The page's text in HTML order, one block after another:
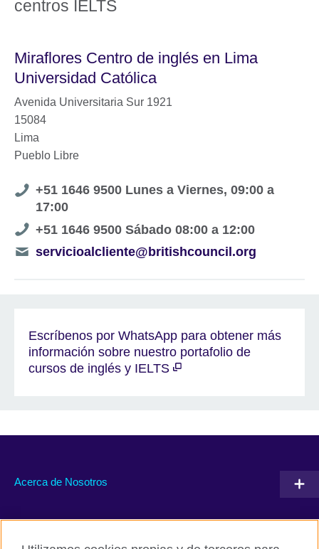
centros IELTS
Miraflores Centro de inglés en Lima
Universidad Católica
Avenida Universitaria Sur 1921
15084
Lima
Pueblo Libre
Telephone
number
+51 1646 9500 Lunes a Viernes, 09:00 a
17:00
Telephone
number
+51 1646 9500 Sábado 08:00 a 12:00
Telephone
servicioalcliente@britishcouncil.org
Escríbenos por WhatsApp para obtener más
información sobre nuestro portafolio de
cursos de inglés y IELTS
Acerca de Nosotros